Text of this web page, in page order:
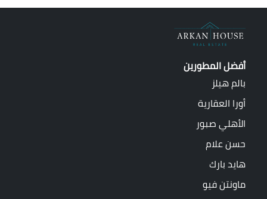
أفضل المطورين
بالم هيلز
أورا العقارية
الأهلي صبور
حسن علام
هايد بارك
ماونتن فيو